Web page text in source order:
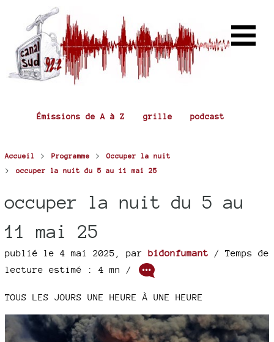
Émissions de A à Z grille podcast
Accueil > Programme >Occuper la nuit
> occuper la nuit du 5 au 11 mai 25
occuper la nuit du 5 au
11 mai 25
publié le 4 mai 2025 par bidonfumant / Temps de
lecture estimé : 4 mn /
TOUS LES JOURS UNE HEURE À UNE HEURE